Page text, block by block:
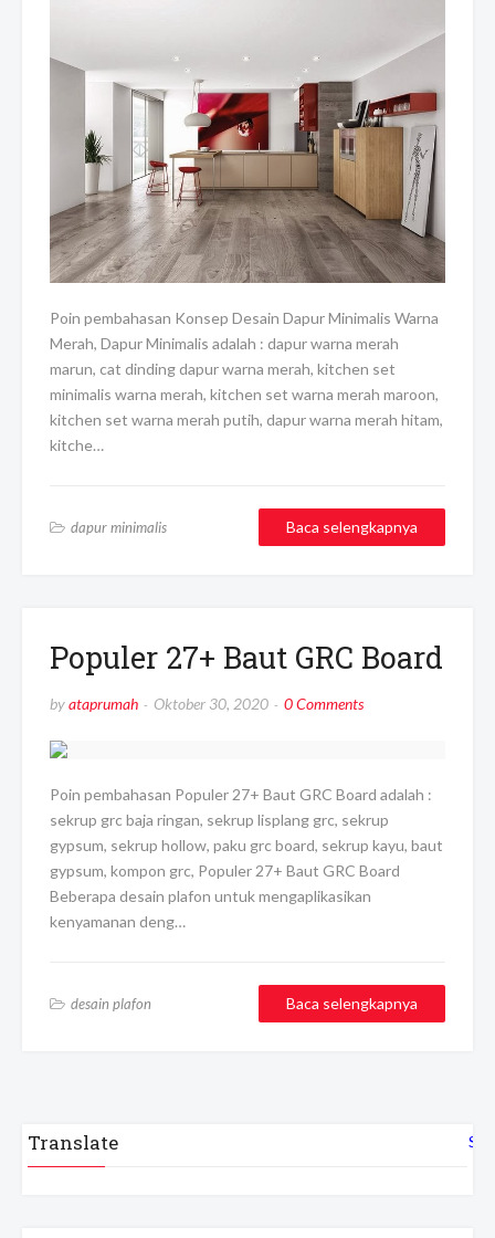
Poin pembahasan Konsep Desain Dapur Minimalis Warna
Merah, Dapur Minimalis adalah : dapur warna merah
marun, cat dinding dapur warna merah, kitchen set
minimalis warna merah, kitchen set warna merah maroon,
kitchen set warna merah putih, dapur warna merah hitam,
kitche…
dapur minimalis Baca selengkapnya
Populer 27+ Baut GRC Board
byataprumah Oktober 30, 2020 0 Comments
Poin pembahasan Populer 27+ Baut GRC Board adalah :
sekrup grc baja ringan, sekrup lisplang grc, sekrup
gypsum, sekrup hollow, paku grc board, sekrup kayu, baut
gypsum, kompon grc, Populer 27+ Baut GRC Board
Beberapa desain plafon untuk mengaplikasikan
kenyamanan deng…
desain plafon Baca selengkapnya
Translate